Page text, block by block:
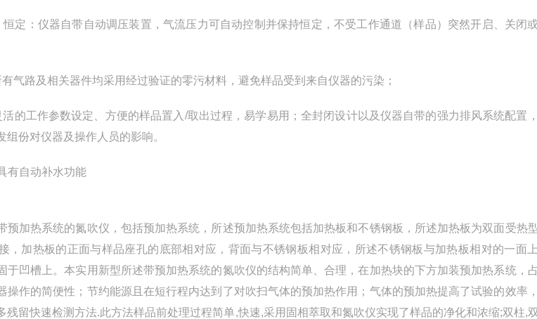
恒定：仪器自带自动调压装置，气流压力可自动控制并保持恒定，不受工作通道（样品）突然开启、关闭
有气路及相关器件均采用经过验证的零污材料，避免样品受到来自仪器的污染；
活的工作参数设定、方便的样品置入 /取出过程，易学易用；全封闭设计以及仪器自带的强力排风系统配置
组份对仪器及操作人员的影响。
有自动补水功能
预加热系统的氮吹仪，包括预加热系统，所述预加热系统包括加热板和不锈钢板，所述加热板为双面受热
，加热板的正面与样品座孔的底部相对应，背面与不锈钢板相对应，所述不锈钢板与加热板相对的一面
于凹槽上。本实用新型所述带预加热系统的氮吹仪的结构简单、合理，在加热块的下方加装预加热系统，
操作的简便性；节约能源且在短行程内达到了对吹扫气体的预加热作用；气体的预加热提高了试验的效率
残留快速检测方法.此方法样品前处理过程简单,快速,采用固相萃取和氮吹仪实现了样品的净化和浓缩;双柱,